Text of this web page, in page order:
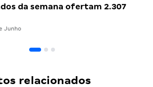
da semana ofertam 2.307
Junho
relacionados